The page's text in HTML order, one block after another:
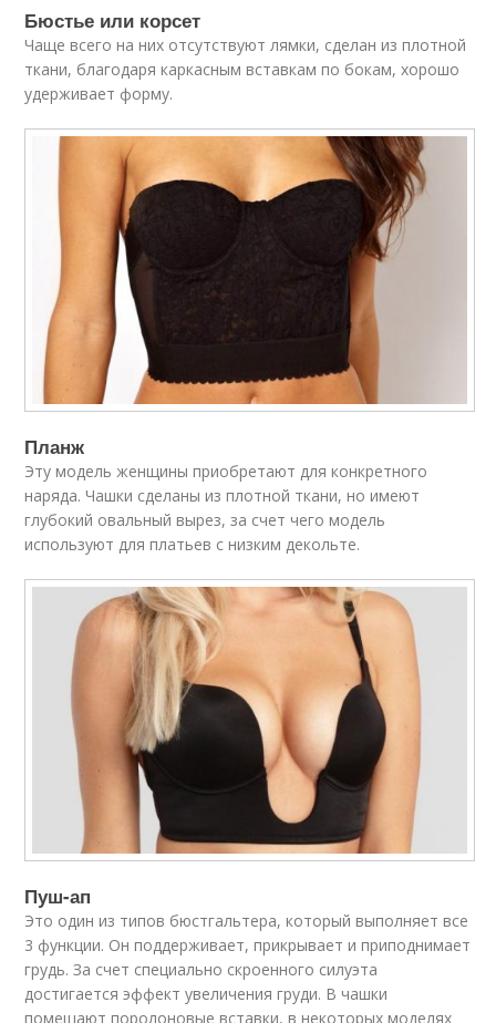
Бюстье или корсет
Чаще всего на них отсутствуют лямки, сделан из плотной
ткани, благодаря каркасным вставкам по бокам, хорошо
удерживает форму.
Планж
Эту модель женщины приобретают для конкретного
наряда. Чашки сделаны из плотной ткани, но имеют
глубокий овальный вырез, за счет чего модель
используют для платьев с низким декольте.
Пуш-ап
Это один из типов бюстгальтера, который выполняет все
3 функции. Он поддерживает, прикрывает и приподнимает
грудь. За счет специально скроенного силуэта
достигается эффект увеличения груди. В чашки
помещают поролоновые вставки, в некоторых моделях